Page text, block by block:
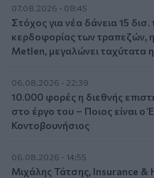
07.08.2026 - 08:45
Στόχος για νέα δάνεια 15
κερδοφορίας των τραπεζών,
Metlen, μεγαλώνει ταχύτατα
06.08.2026 - 22:39
10.000 φορές η διεθνής
στο έργο του – Ποιος είναι ο
Κοντοβουνήσιος
06.08.2026 - 14:55
Μιχάλης Τάτσης, Insurance &